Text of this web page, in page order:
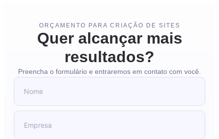
ORÇAMENTO PARA CRIAÇÃO DE SITES
Quer alcançar mais
resultados?
Preencha o formulário e entraremos em contato com você.